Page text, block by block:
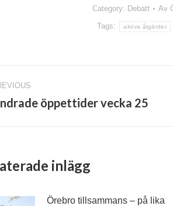
Category: Debatt Av
Tags: aktiva åtgärder
öppettider vecka 25
inlägg
Örebro tillsammans – på lika